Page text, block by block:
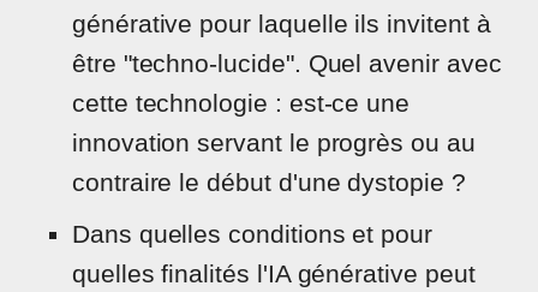
générative pour laquelle ils invitent à
être "techno-lucide". Quel avenir avec
cette technologie : est-ce une
innovation servant le progrès ou au
contraire le début d'une dystopie ?
Dans quelles conditions et pour
quelles finalités l'IA générative peut